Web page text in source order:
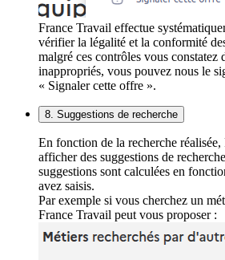
France Travail effectue
vérifier la légalité et la conformité
malgré ces contrôles vous constatez
inappropriés, vous pouvez nous le
« Signaler cette offre ».
8. Suggestions de recherche
En fonction de la recherche
afficher des suggestions de
suggestions sont calculées en
avez saisis.
Par exemple si vous cherchez un
France Travail peut vous proposer :